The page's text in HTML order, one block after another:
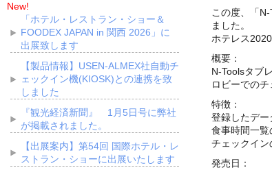
この度、「
ました。
ホテレス
概要：
N-Toolsタブ
ロビーでの
特徴：
登録したデー
食事時間一覧
チェックイ
発売日：
New!
「ホテル・レストラン・ショー＆
FOODEX JAPAN in 関西 2026」に
出展致します
【製品情報】USEN-ALMEX社自動チ
ェックイン機(KIOSK)との連携を致
しました
『観光経済新聞』 1月5日号に弊社
が掲載されました。
【出展案内】第54回 国際ホテル・レ
ストラン・ショーに出展いたします